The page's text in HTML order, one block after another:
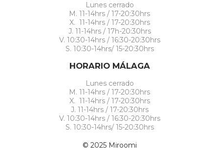
Lunes cerrado
M. 11-14hrs / 17-20:30hrs
X. 11-14hrs / 17-20:30hrs
J. 11-14hrs / 17h-20:30hrs
V. 10:30-14hrs / 16:30-20:30hrs
S. 10:30-14hrs/ 15-20:30hrs
HORARIO MÁLAGA
Lunes cerrado
M. 11-14hrs / 17-20:30hrs
X. 11-14hrs / 17-20:30hrs
J. 11-14hrs / 17-20:30hrs
V. 10:30-14hrs / 16:30-20:30hrs
S. 10:30-14hrs/ 15-20:30hrs
© 2025 Miroomi